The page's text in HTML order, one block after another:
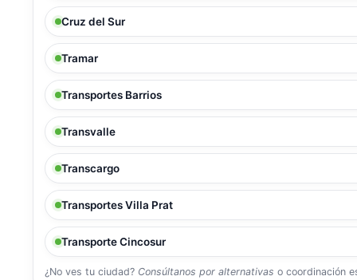
Cruz del Sur
Tramar
Transportes Barrios
Transvalle
Transcargo
Transportes Villa Prat
Transporte Cincosur
¿No ves tu ciudad? Consúltanos por alternativas o coordinación